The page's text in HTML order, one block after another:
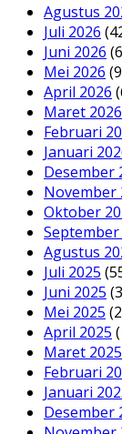
Agustus
Juli 2026
Juni 2026
Mei 2026
April 2026
Maret 2026
Februari
Januari
Desember
November
Oktober
September
Agustus
Juli 2025
Juni 2025
Mei 2025
April 2025
Maret 2025
Februari
Januari
Desember